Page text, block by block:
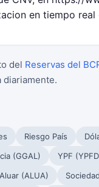
en tiempo real
del Reservas del
diariamente.
Riesgo País
(GGAL) YPF
Aluar (ALUA)